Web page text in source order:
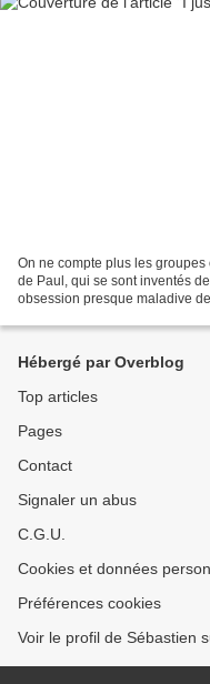
On ne compte plus les
de Paul, qui se sont inventés
obsession presque maladive
Hébergé par Overblog
Top articles
Pages
Contact
Signaler un abus
C.G.U.
Cookies et données
Préférences cookies
Voir le profil de Sébastien